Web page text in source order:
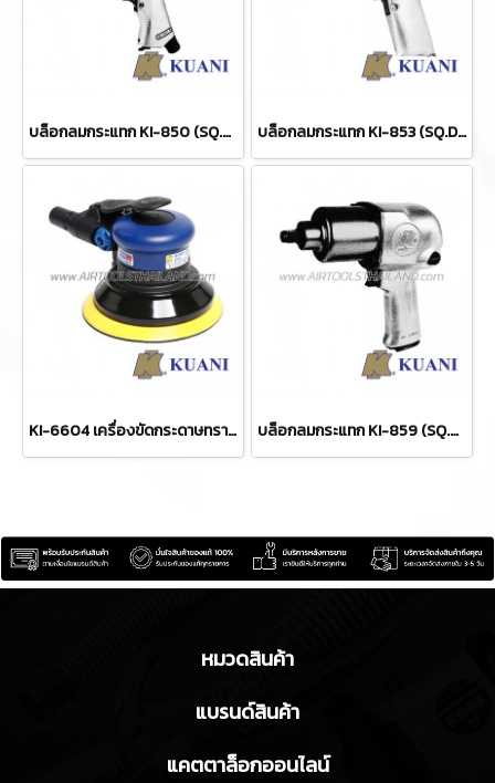
บล็อกลมกระแทก KI-850 (SQ.DR.1/2) บล็อกลมกระแทก KI-853 (SQ.DR.1/2)
KI-6604 เครื่องขัดกระดาษทรายลม 5 นิ้ว / 125 มม. ORBITAL บล็อกลมกระแทก KI-859 (SQ.DR.1/2)
หมวดสินค้า
แบรนด์สินค้า
แคตตาล็อกออนไลน์